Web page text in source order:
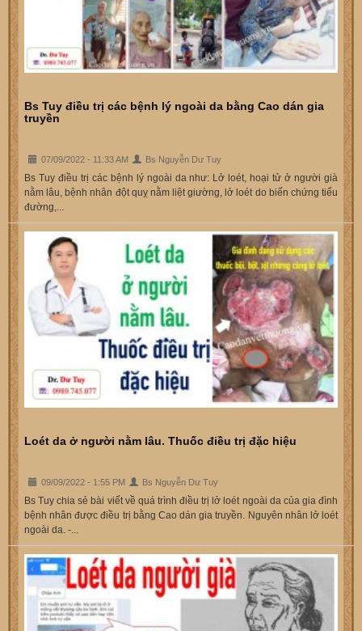
Bs Tuy điều trị các bệnh lý ngoài da bằng Cao dán gia
truyền
07/09/2022 - 11:33 AM Bs Nguyễn Dư Tuy
Bs Tuy điều trị các bệnh lý ngoài da như: Lở loét, hoại tử ở người già
nằm lâu, bệnh nhân đột quỵ nằm liệt giường, lở loét do biến chứng tiểu
đường,...
Loét da ở người nằm lâu. Thuốc điều trị đặc hiệu
09/09/2022 - 1:55 PM Bs Nguyễn Dư Tuy
Bs Tuy chia sẻ bài viết về quá trình điều trị lở loét ngoài da của gia đình
bệnh nhân được điều trị bằng Cao dán gia truyền. Nguyên nhân lở loét
ngoài da. -...